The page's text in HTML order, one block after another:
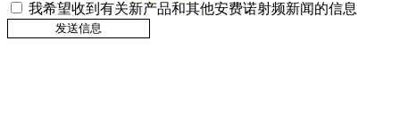
我希望收到有关新产品和其他安费诺射频新闻的信息